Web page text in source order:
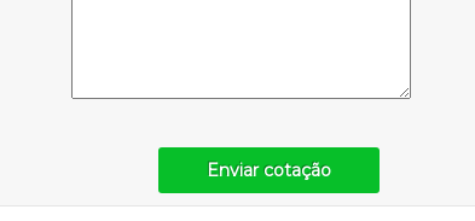
Enviar cotação